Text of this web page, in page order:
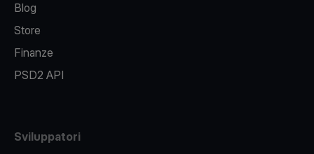
Blog
Store
Finanze
PSD2 API
Sviluppatori